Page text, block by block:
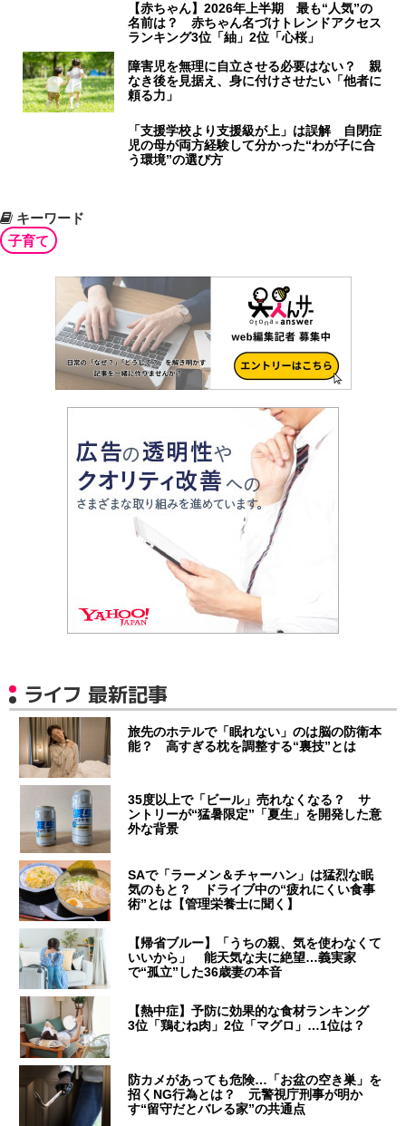
【赤ちゃん】2026年上半期 最も“人気”の
名前は？ 赤ちゃん名づけトレンドアクセス
ランキング3位「紬」2位「心桜」
障害児を無理に自立させる必要はない？ 親
なき後を見据え、身に付けさせたい「他者に
頼る力」
「支援学校より支援級が上」は誤解 自閉症
児の母が両方経験して分かった“わが子に合
う環境”の選び方
キーワード
子育て
ライフ 最新記事
旅先のホテルで「眠れない」のは脳の防衛本
能？ 高すぎる枕を調整する“裏技”とは
35度以上で「ビール」売れなくなる？ サ
ントリーが“猛暑限定”「夏生」を開発した意
外な背景
SAで「ラーメン＆チャーハン」は猛烈な眠
気のもと？ ドライブ中の“疲れにくい食事
術”とは【管理栄養士に聞く】
【帰省ブルー】「うちの親、気を使わなくて
いいから」 能天気な夫に絶望…義実家
で“孤立”した36歳妻の本音
【熱中症】予防に効果的な食材ランキング
3位「鶏むね肉」2位「マグロ」…1位は？
防カメがあっても危険…「お盆の空き巣」を
招くNG行為とは？ 元警視庁刑事が明か
す“留守だとバレる家”の共通点